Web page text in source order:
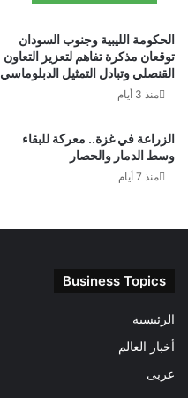
الحكومة الليبية وجنوب السودان
توقعان مذكرة تفاهم لتعزيز التعاون
القنصلي وتبادل التمثيل الدبلوماسي
منذ 3 أيام
الزراعة في غزة.. معركة للبقاء
وسط الدمار والحصار
منذ 7 أيام
Business Topics
الرئيسية
أخبار العالم
عربى